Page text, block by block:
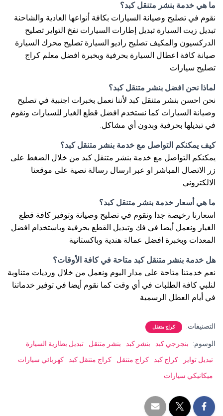
ما هي خدمة بنشر متنقل كبد؟
نقوم في تصليح وصيانة السيارات بكافة أنواعها العادية والشاحنة
تبديل زيت السيارة تبديل إطارات السيارات نفخ التواير تصليح
الدركسيون والمكيف تصليح راديو السيارة تصليح محرك السيارة
صيانة كافة اعطال السيارة بحرفية وبخبرة افضل معلم كراج
تصليح سيارات
لماذا نحن افضل بنشر متنقل كبد؟
نحن احسن بنشر متنقل كبد لأننا نعمل بخبرات اجنبية في تصليح
وصيانة السيارات كما نستخدم افضل قطع الغيار للسيارات ونقوم
في تبديلها بحرفية وبدون أي مشاكل.
كيف يمكنكم التواصل مع خدمة بنشر متنقل كبد؟
يمكنكم التواصل مع خدمة بنشر متنقل كبد من خلال الضغط على
زر الاتصال المباشر او عبر ارسال رسالة نصية على موقعنا
الالكتروني
ما هي أسعار خدمة بنشر متنقل كبد؟
اسعارنا رخيصة جدا ونقوم في تصليح وصيانة وتوفير كافة قطع
الغيار ونعمل أيضا في فك وتبديل القطع بحرفية وباستخدام افضل
المعدات وبخبرة افضل عمالة هندية وباكستانية
هل خدمة بنشر متنقل كبد متاحة في كافة الأوقات؟
نعم خدمتنا متاحة على مدار اليوم ونعمل من خلال ورديات متناوبة
لنلبي كافة الطلبات في أي وقت كما نقوم أيضا في توفير خدماتنا
في أيام العطل الرسمية
التصنيفات: كراج متنقل
الوسوم: بنجرجي كبد بنشر كبد بنشر متنقل
تبديل بطارية السيارة
تبديل تواير
كراج كبد كراج متنقل كراج متنقل كبد
كهربائي سيارات
ميكانيكي سيارات